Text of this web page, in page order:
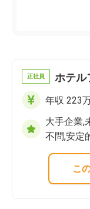
正社員 ホテル
年収 223
大手企業,
不問,安定
こ